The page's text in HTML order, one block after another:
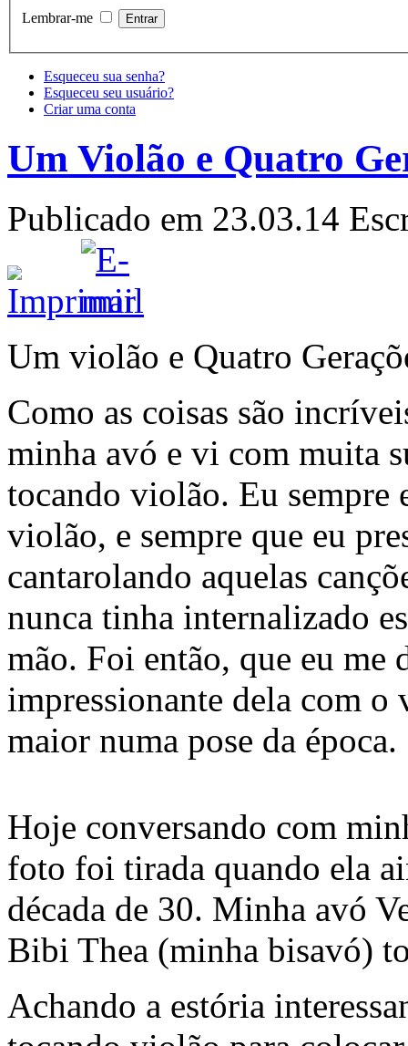
Lembrar-me
Esqueceu sua senha?
Esqueceu seu usuário?
Criar uma conta
Um Violão e Quatro
Publicado em 23.03.14
Um violão e Quatro
Como as coisas são
minha avó e vi com muita
tocando violão. Eu sempre
violão, e sempre que eu
cantarolando aquelas
nunca tinha internalizado
mão. Foi então, que eu me
impressionante dela com
maior numa pose da época.
Hoje conversando com
foto foi tirada quando ela
década de 30. Minha avó
Bibi Thea (minha bisavó)
Achando a estória